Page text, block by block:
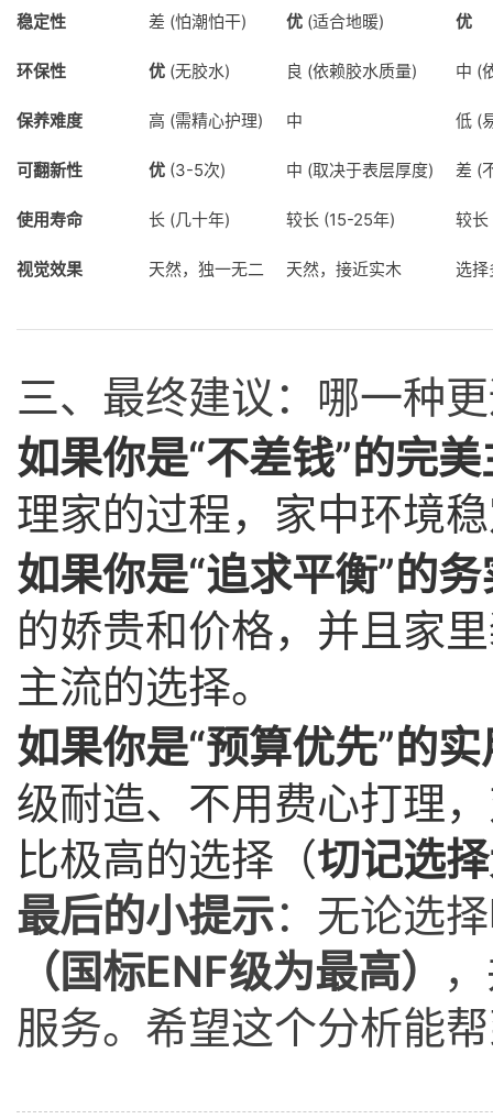
稳定性 差 (怕潮怕干) 优 (适合地暖) 优
环保性 优 (无胶水) 良 (依赖胶水质量) 中 (
保养难度 高 (需精心护理) 中 低 (
可翻新性 优 (3-5次) 中 (取决于表层厚度) 差 (
使用寿命 长 (几十年) 较长 (15-25年) 较
视觉效果 天然，独一无二 天然，接近实木 选择
三、最终建议：哪一种
如果你是“不差钱”的完
理家的过程，家中环境
如果你是“追求平衡”的
的娇贵和价格，并且家
主流的选择。
如果你是“预算优先”的
级耐造、不用费心打理
比极高的选择（切记选
最后的小提示：无论选
（国标ENF级为最高）
服务。希望这个分析能